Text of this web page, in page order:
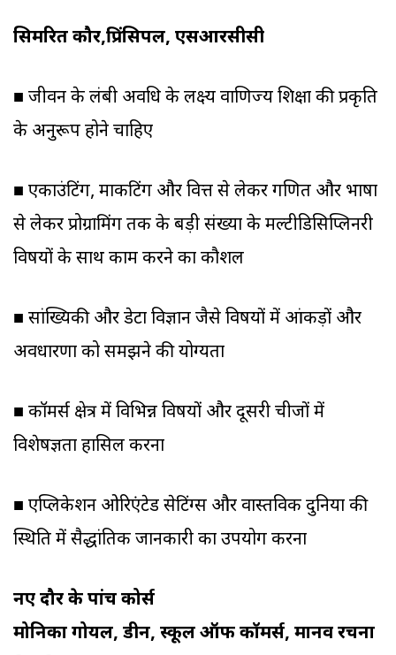
सिमरित कौर,प्रिंसिपल, एसआरसीसी
■ जीवन के लंबी अवधि के लक्ष्य वाणिज्य शिक्षा की प्रकृति
के अनुरूप होने चाहिए
■ एकाउंटिंग, मार्केटिंग और वित्त से लेकर गणित और भाषा
से लेकर प्रोग्रामिंग तक के बड़ी संख्या के मल्टीडिसिप्लिनरी
विषयों के साथ काम करने का कौशल
■ सांख्यिकी और डेटा विज्ञान जैसे विषयों में आंकड़ों और
अवधारणा को समझने की योग्यता
■ कॉमर्स क्षेत्र में विभिन्न विषयों और दूसरी चीजों में
विशेषज्ञता हासिल करना
■ एप्लिकेशन ओरिएंटेड सेटिंग्स और वास्तविक दुनिया की
स्थिति में सैद्धांतिक जानकारी का उपयोग करना
नए दौर के पांच कोर्स
मोनिका गोयल, डीन, स्कूल ऑफ कॉमर्स, मानव रचना